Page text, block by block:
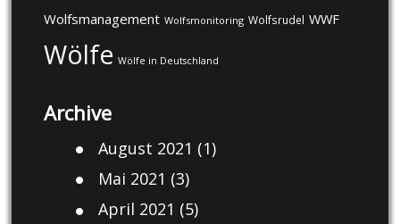
Wolfsmanagement Wolfsmonitoring Wolfsrudel WWF
Wölfe Wölfe in Deutschland
Archive
August 2021 (1)
Mai 2021 (3)
April 2021 (5)